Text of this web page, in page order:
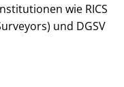
wie RICS
und DGSV